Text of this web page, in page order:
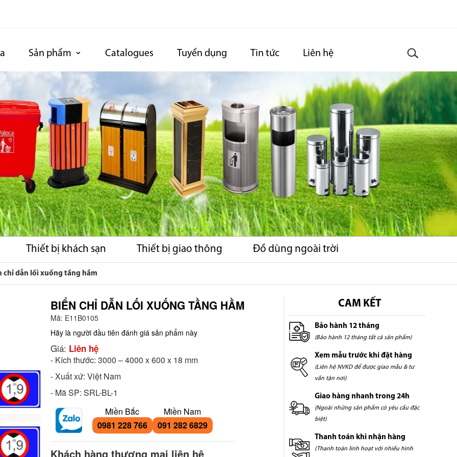
Sản phẩm Catalogues Tuyển dụng Tin tức Liên hệ
Thiết bị khách sạn Thiết bị giao thông Đồ dùng ngoài trời
chỉ dẫn lối xuống tầng hầm
BIỂN CHỈ DẪN LỐI XUỐNG TẦNG HẦM
Mã: E11B0105
Hãy là người đầu tiên đánh giá sản phẩm này
Giá: Liên hệ
- Kích thước: 3000 – 4000 x 600 x 18 mm
- Xuất xứ: Việt Nam
- Mã SP: SRL-BL-1
Miền Bắc
0981 228 766
Miền Nam
091 282 6829
Khách hàng thương mại liên hệ
CAM KẾT
Bảo hành 12 tháng
(Bảo hành 12 tháng tất cả sản phẩm)
Xem mẫu trước khi đặt hàng
(Liên hệ NVKD để được giao mẫu & tư
vấn tận nơi)
Giao hàng nhanh trong 24h
(Ngoài những sản phẩm có yêu cầu đặc
biệt)
Thanh toán khi nhận hàng
(Thanh toán linh hoạt với nhiều hình